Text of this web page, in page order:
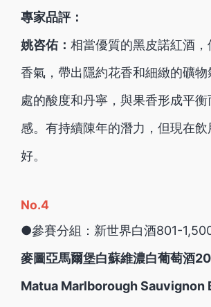
專家品評：
姚咨佑： 相當優質的黑皮諾紅酒
香氣，帶出隱約花香和細緻的礦
處的酸度和丹寧，與果香形成平衡
感。有持續陳年的潛力，但現在飲
好。
No.4
●參賽分組：新世界白酒801-
麥圖亞馬爾堡白蘇維濃白葡萄酒
Matua Marlborough Sauvignon